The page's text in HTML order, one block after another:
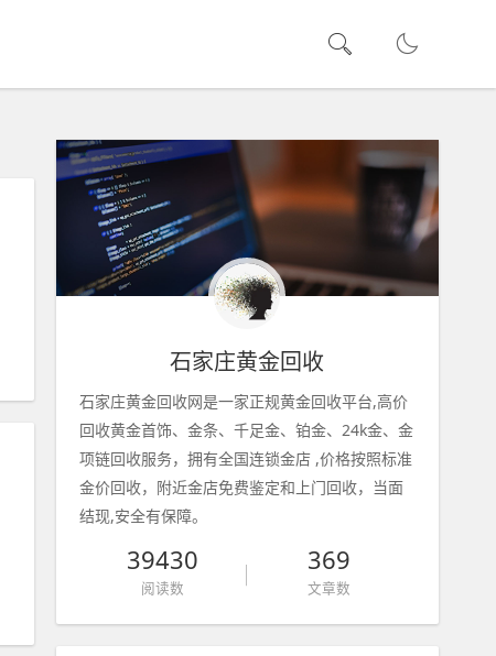
石家庄黄金回收
石家庄黄金回收网是一家正规黄金回收平台,高价
回收黄金首饰、金条、千足金、铂金、24k金、金
项链回收服务，拥有全国连锁金店 ,价格按照标准
金价回收，附近金店免费鉴定和上门回收，当面
结现,安全有保障。
39430
阅读数
369
文章数